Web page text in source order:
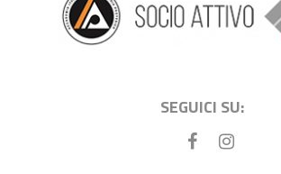
SEGUICI SU: